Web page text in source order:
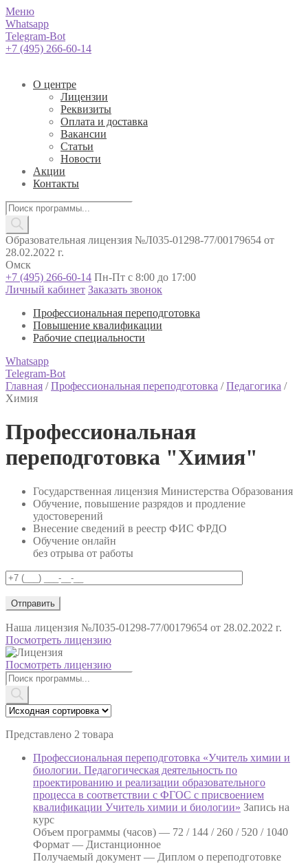
Меню
Whatsapp
Telegram-Bot
+7 (495) 266-60-14
О центре
Лицензии
Реквизиты
Оплата и доставка
Вакансии
Статьи
Новости
Акции
Контакты
Поиск
товаров
Образовательная лицензия №Л035-01298-77/00179654 от
28.02.2022 г.
Омск
+7 (495) 266-60-14 Пн-Пт с 8:00 до 17:00
Личный кабинет Заказать звонок
Профессиональная переподготовка
Повышение квалификации
Рабочие специальности
Whatsapp
Telegram-Bot
Главная /Профессиональная переподготовка /Педагогика /
Химия
Профессиональная
переподготовка "Химия"
Государственная лицензия Министерства Образования
Обучение, повышение разрядов и продление
удостоверений
Внесение сведений в реестр ФИС ФРДО
Обучение онлайн
без отрыва от работы
Наша лицензия №Л035-01298-77/00179654 от 28.02.2022 г.
Посмотреть лицензию
Посмотреть лицензию
Поиск
товаров
Представлено 2 товара
Профессиональная переподготовка «Учитель химии и
биологии. Педагогическая деятельность по
проектированию и реализации образовательного
процесса в соответствии с ФГОС с присвоением
квалификации Учитель химии и биологии» Запись на
курс
Объем программы (часов) — 72 / 144 / 260 / 520 / 1040
Формат — Дистанционное
Получаемый документ — Диплом о переподготовке